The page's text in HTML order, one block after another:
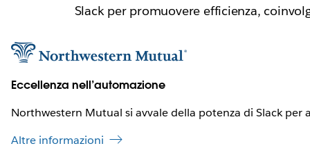
Slack per promuovere efficienza,
Eccellenza nell’automazione
Northwestern Mutual si avvale della potenza di Slack
Altre informazioni